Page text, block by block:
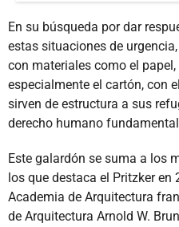
En su búsqueda por dar
estas situaciones de
con materiales como el
especialmente el cartón, con
sirven de estructura a sus
derecho humano
Este galardón se suma a los
los que destaca el Pritzker en
Academia de Arquitectura
de Arquitectura Arnold W.